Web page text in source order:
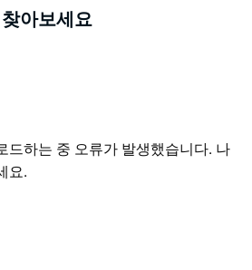
의 투어를 즐길 수 있습니다. 주말
랑을 미리 예약해야 합니다. 인근
진 집을 만드는 데 있어 세부 사항
프라이버시를 최우선으로 합니다.
용 안뜰이 있어 각 객실은 휴식처가
장도 있습니다.
불과 3km 떨어져 있습니다.
아보세요
드하는 중 오류가 발생했습니다. 나
요.